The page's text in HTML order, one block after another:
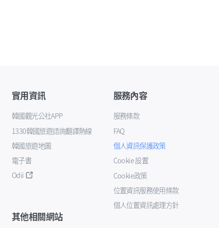
實用資訊
韓國觀光公社APP
1330韓國旅遊諮詢翻譯熱線
韓國旅遊地圖
電子書
Odii
服務內容
服務條款
FAQ
個人資訊保護政策
Cookie 設置
Cookie政策
位置資訊服務使用條款
個人位置資訊處理方針
其他相關網站